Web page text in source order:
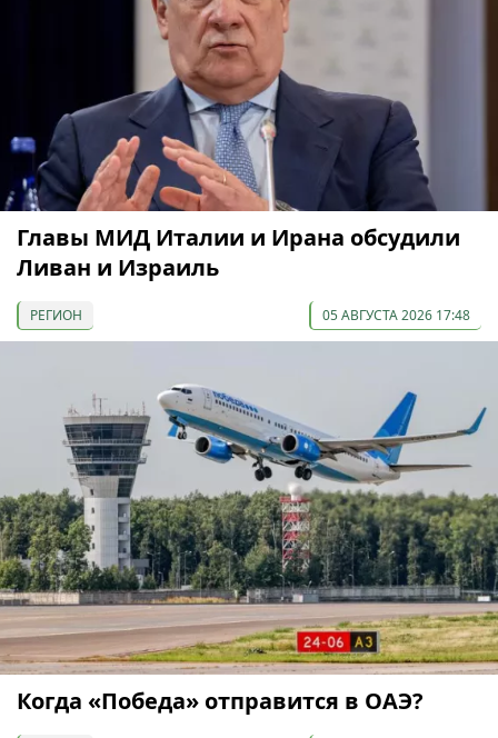
Главы МИД Италии и Ирана обсудили
Ливан и Израиль
РЕГИОН 05 АВГУСТА 2026 17:48
Когда «Победа» отправится в ОАЭ?